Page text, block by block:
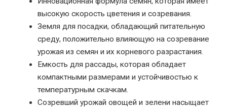
высокую скорость цветения и созревания.
Земля для посадки, обладающий питательную
среду, положительно влияющую на созревание
урожая из семян и их корневого разрастания.
Емкость для рассады, которая обладает
компактными размерами и устойчивостью к
температурным скачкам.
Созревший урожай овощей и зелени насыщает